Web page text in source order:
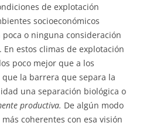
de explotación
socioeconómicos
o ninguna consideración
estos climas de explotación
poco mejor que a los
la barrera que separa la
una separación biológica o
productiva. De algún modo
coherentes con esa visión